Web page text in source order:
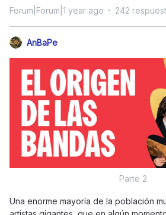
Forum|Forum|1 year ago 242
AnBaPe
Parte 2
Una enorme mayoría de la población